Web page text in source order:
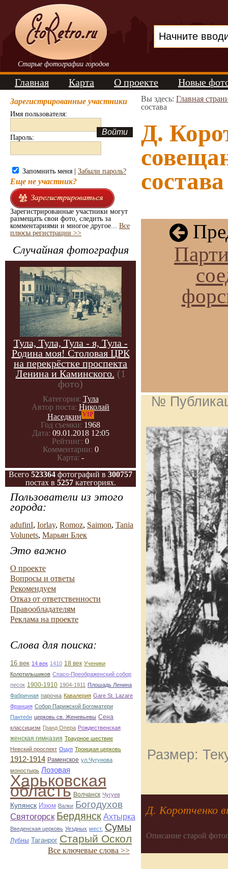
Старые фотографии городов
Главная Карта О проекте Новые
Зарегистрированные участники
Имя пользователя:
Пароль:
Запомнить меня | Забыли пароль?
Еще не участник?
Зарегистрированные участники могут
размещать свои фото, следить за
комментариями и многое другое... Все
плюсы регистрации >>
Случайная фотография
Тула, Тула, Тула - я, Тула -
Родина моя! Столовая ЦРК
на перекрёстке проспекта
Ленина и Каминского. (1
фото)
Категория: Тула
Автор поста: Николай
Наседкин VIP
Год съемки: 1968
Дата: 09.01.2018 12:05
Рейтинг: 0
Комментарии: 0
Карта: -
Всего 523364 фотографий в 300757
постах в 5257категориях.
Пользователи из этого
города:
adufinI, Iorlay, Romoz, Saimon, Tania
Volunets, Марьян Блек
Это важно
О проекте
Вопросы и ответы
Рекомендуем
Отказ от ответственности
Правообладателям
Реклама на проекте
Слова для поиска:
16 век 14 век 1410 18 век Ученики
Колотильшиков Спасо-Преображенский собор
песок 1900-1910 1904-1911 Плошадь Ленина
Фабричная парочка Кавалерия Gare St. Lazare
Франция Собор Парижской Богоматери
Пантео́н церковь св. Женевьевы Сена
классицизм Гранд Опера Рождественская
женская гимназия Траурное шествие
Невский проспект Оцуп Троицкая церковь
1912-1914 Раменское ул.Чугунова
моностырь Лозовая
Харьковская
область Волчанск Чугуев
Купянск Изюм Валки Богодухов
Святогорск Бердянск Ахтырка
Введенская церковь Уездных мест. Сумы
Лубны Таганрог Старый Оскол
Все ключевые слова >>
Вы здесь: Главная
состава
Д.
№
Размер:
Д. Коротченко
Описание старой